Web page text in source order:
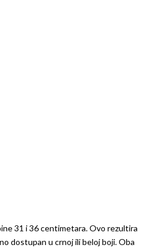
31 i 36 centimetara. Ovo rezultira
dostupan u crnoj ili beloj boji. Oba